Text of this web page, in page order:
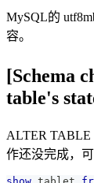
MySQL的
容。
[Schema
table's
ALTER
作还没完成，